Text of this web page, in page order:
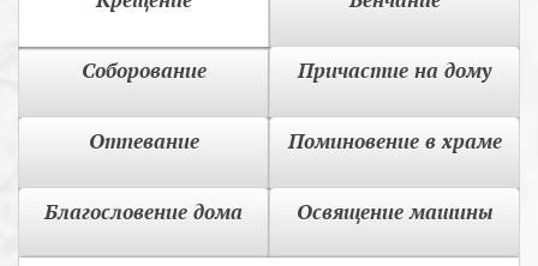
Соборование Причастие на дому
Отпевание Поминовение в храме
Благословение дома Освящение машины